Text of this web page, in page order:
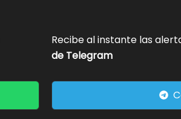
Recibe al instante las
de Telegram